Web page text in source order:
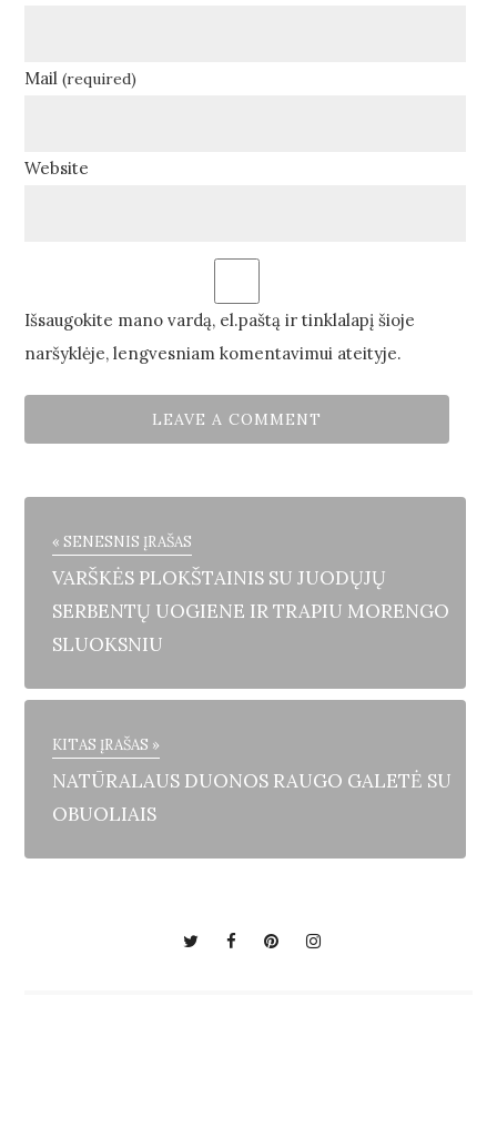
Mail(required)
Website
Išsaugokite mano vardą, el.paštą ir tinklalapį šioje
naršyklėje, lengvesniam komentavimui ateityje.
« SENESNIS ĮRAŠAS
VARŠKĖS PLOKŠTAINIS SU JUODŲJŲ
SERBENTŲ UOGIENE IR TRAPIU MORENGO
SLUOKSNIU
KITAS ĮRAŠAS »
NATŪRALAUS DUONOS RAUGO GALETĖ SU
OBUOLIAIS